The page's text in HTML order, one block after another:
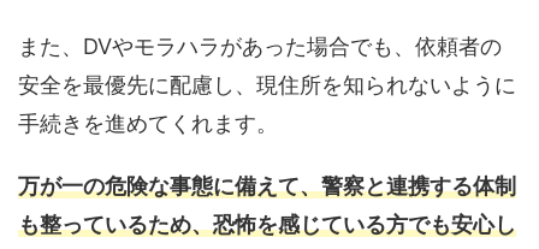
また、DVやモラハラがあった場合でも、依頼者の
安全を最優先に配慮し、現住所を知られないように
手続きを進めてくれます。
万が一の危険な事態に備えて、警察と連携する体制
も整っているため、恐怖を感じている方でも安心し